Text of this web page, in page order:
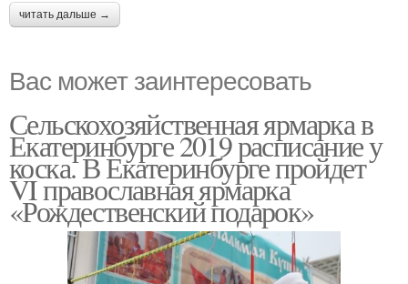
читать дальше →
Вас может заинтересовать
Сельскохозяйственная ярмарка в
Екатеринбурге 2019 расписание у
коска. В Екатеринбурге пройдет
VI православная ярмарка
«Рождественский подарок»